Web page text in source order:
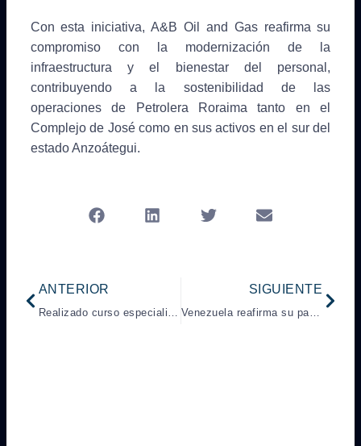
Con esta iniciativa, A&B Oil and Gas reafirma su
compromiso con la modernización de la
infraestructura y el bienestar del personal,
contribuyendo a la sostenibilidad de las
operaciones de Petrolera Roraima tanto en el
Complejo de José como en sus activos en el sur del
estado Anzoátegui.
ANTERIOR
Realizado curso especializado en control y manejo de alimentos en Petrolera Roraima
SIGUIENTE
Venezuela reafirma su papel estratégico en el mercado petrolero mundial según el informe de la OPEP de julio 2025